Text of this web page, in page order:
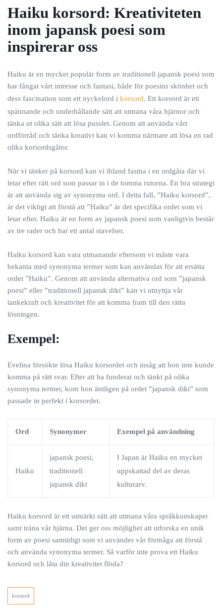
Haiku korsord: Kreativiteten
inom japansk poesi som
inspirerar oss
Haiku är en mycket populär form av traditionell japansk poesi som
har fångat vårt intresse och fantasi, både för poesins skönhet och
dess fascination som ett nyckelord i korsord. Ett korsord är ett
spännande och underhållande sätt att utmana våra hjärnor och
tänka ut olika sätt att lösa pusslet. Genom att använda vårt
ordförråd och tänka kreativt kan vi komma närmare att lösa en rad
olika korsordsgåtor.
När vi tänker på korsord kan vi ibland fastna i en ordgåta där vi
letar efter rätt ord som passar in i de tomma rutorna. En bra strategi
är att använda sig av synonyma ord. I detta fall, ”Haiku korsord”,
är det viktigt att förstå att ”Haiku” är det specifika ordet som vi
letar efter. Haiku är en form av japansk poesi som vanligtvis består
av tre rader och har ett antal stavelser.
Haiku korsord kan vara utmanande eftersom vi måste vara
bekanta med synonyma termer som kan användas för att ersätta
ordet ”Haiku”. Genom att använda alternativa ord som ”japansk
poesi” eller ”traditionell japansk dikt” kan vi utnyttja vår
tankekraft och kreativitet för att komma fram till den rätta
lösningen.
Exempel:
Evelina försökte lösa Haiku korsordet och insåg att hon inte kunde
komma på rätt svar. Efter att ha funderat och tänkt på olika
synonyma termer, kom hon äntligen på ordet ”japansk dikt” som
passade in perfekt i korsordet.
Ord Synonymer Exempel på användning
Haiku
japansk poesi,
traditionell
japansk dikt
I Japan är Haiku en mycket
uppskattad del av deras
kulturarv.
Haiku korsord är ett utmärkt sätt att utmana våra språkkunskaper
samt träna vår hjärna. Det ger oss möjlighet att utforska en unik
form av poesi samtidigt som vi använder vår förmåga att förstå
och använda synonyma termer. Så varför inte prova ett Haiku
korsord och låta din kreativitet flöda?
korsord